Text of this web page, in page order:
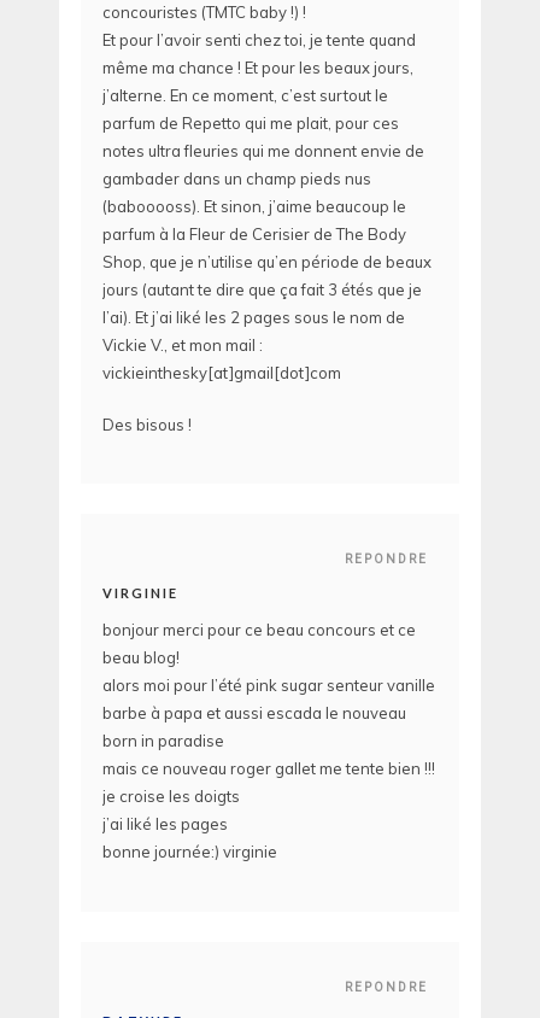
concouristes (TMTC baby !) !
Et pour l’avoir senti chez toi, je tente quand
même ma chance ! Et pour les beaux jours,
j’alterne. En ce moment, c’est surtout le
parfum de Repetto qui me plait, pour ces
notes ultra fleuries qui me donnent envie de
gambader dans un champ pieds nus
(babooooss). Et sinon, j’aime beaucoup le
parfum à la Fleur de Cerisier de The Body
Shop, que je n’utilise qu’en période de beaux
jours (autant te dire que ça fait 3 étés que je
l’ai). Et j’ai liké les 2 pages sous le nom de
Vickie V., et mon mail :
vickieinthesky[at]gmail[dot]com
Des bisous !
REPONDRE
VIRGINIE
bonjour merci pour ce beau concours et ce
beau blog!
alors moi pour l’été pink sugar senteur vanille
barbe à papa et aussi escada le nouveau
born in paradise
mais ce nouveau roger gallet me tente bien !!!
je croise les doigts
j’ai liké les pages
bonne journée:) virginie
REPONDRE